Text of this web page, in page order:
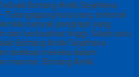
Bintang Antik Sejahtera
Tulungagung kota yang terkenal
banyak pengrajin yang
dan berkualitas tinggi. Salah satu
Bintang Antik Sejahtera.
dedikasi mereka dalam
marmer. Bintang Antik…